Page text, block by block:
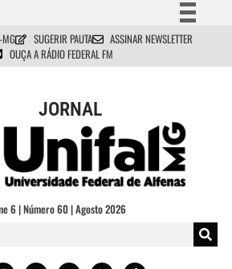
Simplifique!
Comunica BR
Acesso à informação
Legislação
Canais
MG SUGERIR PAUTA
ASSINAR NEWSLETTER
OUÇA A RÁDIO FEDERAL FM
JORNAL
6 | Número 60 | Agosto 2026